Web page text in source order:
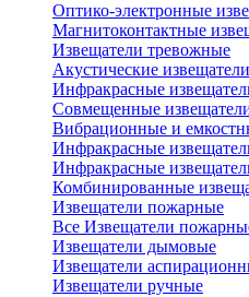
Оптико-электронные
Магнитоконтактные
Извещатели тревожные
Акустические извещатели
Инфракрасные
Совмещенные
Вибрационные и
Инфракрасные
Инфракрасные
Комбинированные
Извещатели пожарные
Все Извещатели
Извещатели дымовые
Извещатели
Извещатели ручные